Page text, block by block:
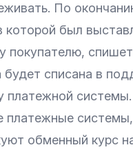
По
которой был
покупателю,
будет списана в
платежной системы.
платежные
обменный курс